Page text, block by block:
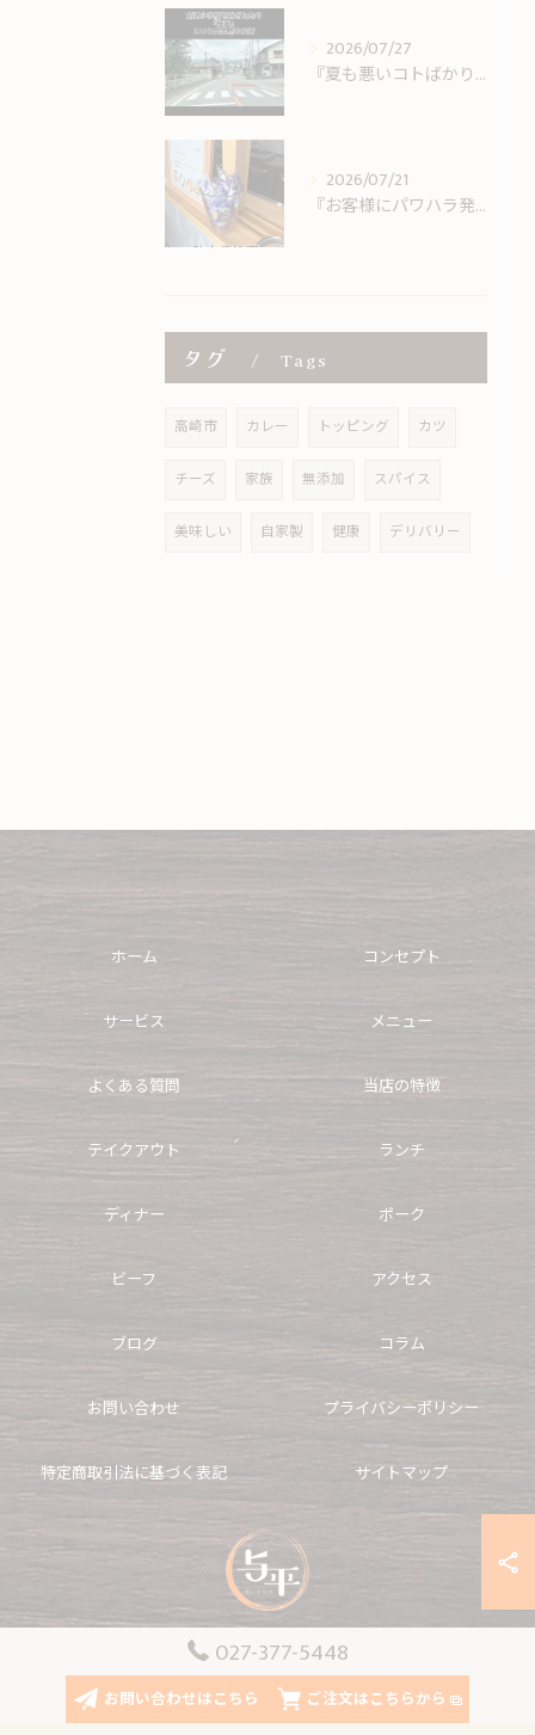
2026/07/27
『夏も悪いコトばかりではない。
2026/07/21
『お客様にパワハラ発動』
タグ Tags
高崎市 カレー トッピング カツ
チーズ 家族 無添加 スパイス
美味しい 自家製 健康 デリバリー
027-377-5448
お問い合わせはこちら ご注文はこちらから
ホーム コンセプト
サービス メニュー
よくある質問 当店の特徴
テイクアウト ランチ
ディナー ポーク
ビーフ アクセス
ブログ コラム
お問い合わせ プライバシーポリシー
特定商取引法に基づく表記 サイトマップ
© 2026 群馬県高崎市のカレーならカレーとライス 与平 ALL RIGHTS RESERVED.